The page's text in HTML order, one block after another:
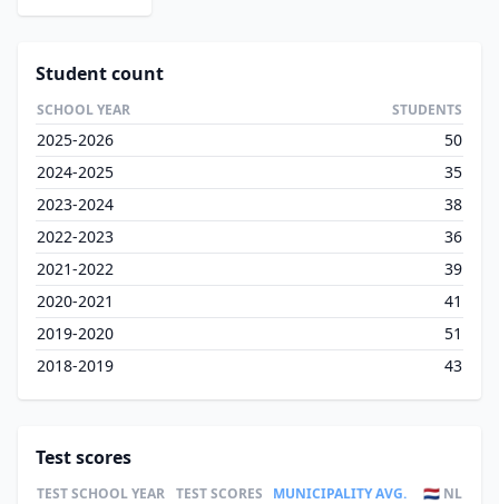
Student count
SCHOOL YEAR STUDENTS
2025-2026
50
2024-2025
35
2023-2024
38
2022-2023
36
2021-2022
39
2020-2021
41
2019-2020
51
2018-2019
43
Test scores
TESTSCHOOL YEAR TEST SCORES MUNICIPALITY AVG. 🇳🇱 NL